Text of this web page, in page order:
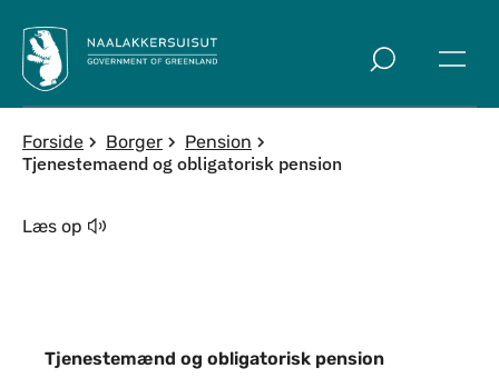
Forside Borger Pension
Tjenestemaend og obligatorisk pension
Læs op
Tjenestemænd og obligatorisk pension